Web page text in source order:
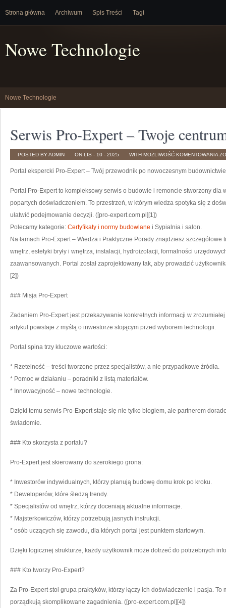
Strona główna Archiwum Spis Treści Tagi
Nowe Technologie
Nowe Technologie
Serwis Pro-Expert – Twoje
POSTED BY ADMIN ON LIS - 10 - 2025 WITH MOŻLIWOŚĆ KOMENTOWANIA
–
Portal ekspercki Pro-Expert – Twój przewodnik po nowoczesnym budownictwie
Portal Pro-Expert to kompleksowy serwis o budowie i remoncie stworzony dla
popartych doświadczeniem. To przestrzeń, w którym wiedza spotyka się z
ułatwić podejmowanie decyzji. ([pro-expert.com.pl][1])
Polecamy kategorie: Certyfikaty i normy budowlane i Sypialnia i salon.
Na łamach Pro-Expert – Wiedza i Praktyczne Porady znajdziesz
wnętrz, estetyki bryły i wnętrza, instalacji, hydroizolacji, formalności
zaawansowanych. Portal został zaprojektowany tak, aby prowadzić
[2])
### Misja Pro-Expert
Zadaniem Pro-Expert jest przekazywanie konkretnych informacji w
artykuł powstaje z myślą o inwestorze stojącym przed wyborem technologii.
Portal spina trzy kluczowe wartości:
* Rzetelność – treści tworzone przez specjalistów, a nie przypadkowe źródła.
* Pomoc w działaniu – poradniki z listą materiałów.
* Innowacyjność – nowe technologie.
Dzięki temu serwis Pro-Expert staje się nie tylko blogiem, ale partnerem
świadomie.
### Kto skorzysta z portalu?
Pro-Expert jest skierowany do szerokiego grona:
* Inwestorów indywidualnych, którzy planują budowę domu krok po kroku.
* Deweloperów, które śledzą trendy.
* Specjalistów od wnętrz, którzy doceniają aktualne informacje.
* Majsterkowiczów, którzy potrzebują jasnych instrukcji.
* osób uczących się zawodu, dla których portal jest punktem startowym.
Dzięki logicznej strukturze, każdy użytkownik może dotrzeć do potrzebnych
### Kto tworzy Pro-Expert?
Za Pro-Expert stoi grupa praktyków, którzy łączy ich doświadczenie i pasja. To
porządkują skomplikowane zagadnienia. ([pro-expert.com.pl][4])